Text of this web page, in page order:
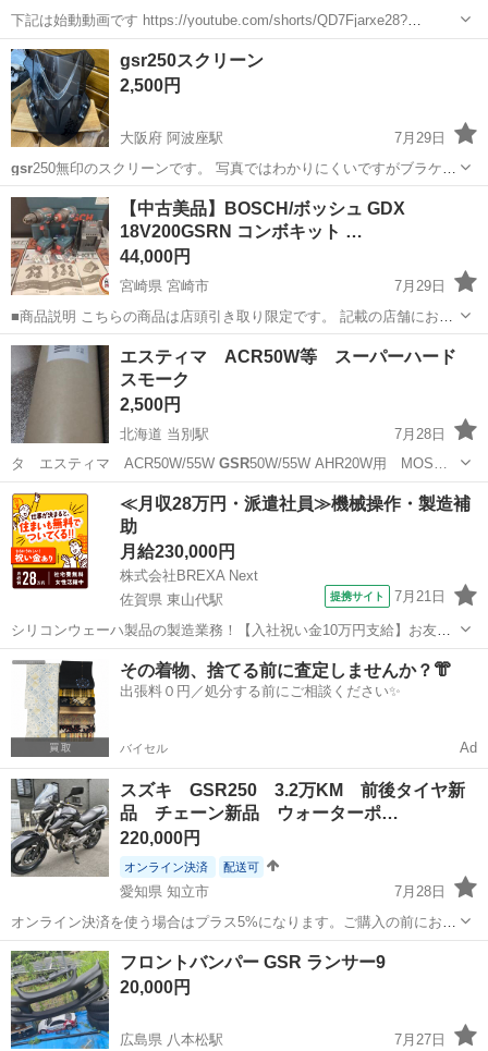
下記は始動動画です https://youtube.com/shorts/QD7Fjarxe28?
si=1ssU_9vUZLACM3Hi カード払い可能 ローン可能 車体番号
LC6GJ55D001110825☆ ...
大阪 堺市 スズキ
gsr250スクリーン
2,500円
大阪府 阿波座駅
7月29日
gsr250無印のスクリーンです。 写真ではわかりにくいですがブラケッ
トにスクリーンを取り付ける際に取り付けネジのトルクをキツく締め
しまいスクリーンにヒビが入ってます(４枚目写真) 私はこの状態で1年
半ほど使用していましたが...
大阪 大阪市 阿波座駅
【中古美品】BOSCH/ボッシュ GDX
18V200GSRN コンボキット …
44,000円
宮崎県 宮崎市
7月29日
■商品説明 こちらの商品は店頭引き取り限定です。 記載の店舗にお引
き取りに来られる方のみご連絡をお願いいたします。 ◆ハンズクラフ
ト宮崎新名爪店 〒880-0124宮崎県宮崎市新名爪1438-2 ...
宮崎 宮崎市
エスティマ ACR50W等 スーパーハード
スモーク
2,500円
北海道 当別駅
7月28日
タ エスティマ ACR50W/55W GSR50W/55W AHR20W用 MOS…
北海道 石狩郡 当別駅 内装、インテリア
≪月収28万円・派遣社員≫機械操作・製造補
助
月給230,000円
株式会社BREXA Next
佐賀県 東山代駅
提携サイト 7月21日
シリコンウェーハ製品の製造業務！【入社祝い金10万円支給】お友達
やカップルとの応募OK◎年間休日129日＆休出なしでプライベート充
実♪業務はクリーンルームで快適作業◎自社正社員登用制度あり★1食
300円～の格安食堂あり！《佐...
佐賀 伊万里市 東山代駅 その他
その着物、捨てる前に査定しませんか？👘
出張料０円／処分する前にご相談ください✨
バイセル Ad
スズキ GSR250 3.2万KM 前後タイヤ新
品 チェーン新品 ウォーターポ…
220,000円
オンライン決済 配送可
愛知県 知立市
7月28日
オンライン決済を使う場合はプラス5%になります。ご購入の前にお声
掛けください。 登録書類(返納書、譲渡書)とキー(2本)が完備です。 走
行距離が32783KMとなります。走行距離管理システムをチェックで減
算歴なしで...
愛知 知立市 スズキ ウォーターポンプ
フロントバンパー GSR ランサー9
20,000円
広島県 八本松駅
7月27日